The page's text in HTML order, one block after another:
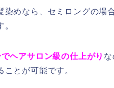
染めなら、セミロングの場
ヘアサロン級の仕上がり
ことが可能です。